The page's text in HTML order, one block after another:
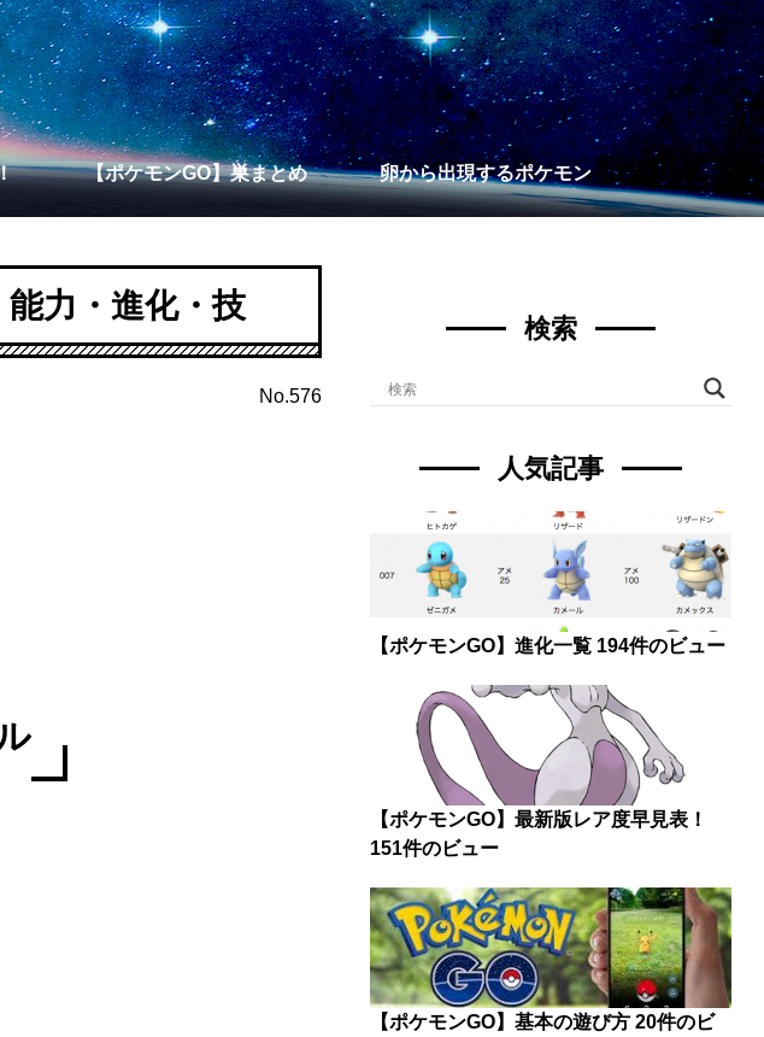
【ポケモンGO】巣まとめ 卵から出現するポケモン
力・進化・技
No.576
検索
人気記事
【ポケモンGO】進化一覧 194件のビュー
【ポケモンGO】最新版レア度早見表！
151件のビュー
【ポケモンGO】基本の遊び方 20件のビ